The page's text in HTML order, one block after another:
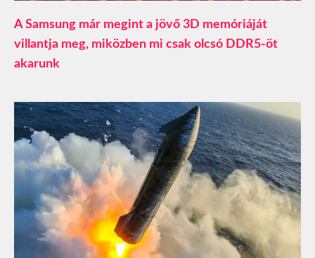
A Samsung már megint a jövő 3D memóriáját
villantja meg, miközben mi csak olcsó DDR5-öt
akarunk